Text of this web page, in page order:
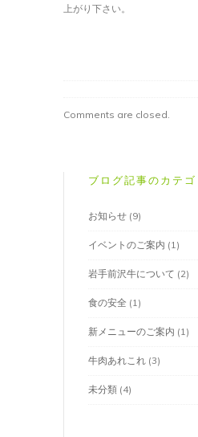
上がり下さい。
Comments are closed.
ブログ記事のカテゴ
お知らせ (9)
イベントのご案内 (1)
岩手前沢牛について (2)
食の安全 (1)
新メニューのご案内 (1)
牛肉あれこれ (3)
未分類 (4)